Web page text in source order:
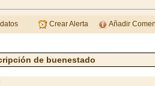
Crear Alerta Añadir
de buenestado